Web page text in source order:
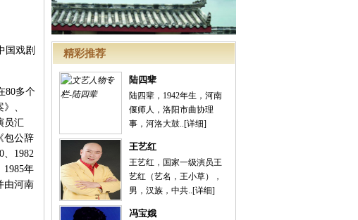
精彩推荐
陆四辈
陆四辈，1942年生，河南
偃师人，洛阳市曲协理
事，河洛大鼓..[详细]
王艺红
王艺红，国家一级演员王
艺红（艺名，王小草），
男，汉族，中共..[详细]
冯宝娥
国戏剧
80多个
、
员汇
包公辞
、1982
年
由河南